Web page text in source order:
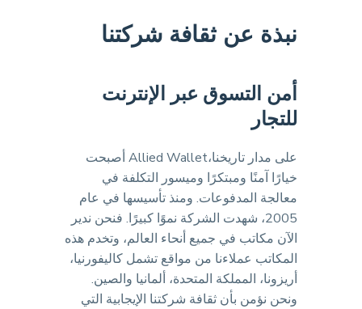
نبذة عن ثقافة شركتنا
أمن التسوق عبر الإنترنت
للتجار
على مدار تاريخنا،Allied Wallet أصبحت
خيارًا آمنًا ومبتكرًا وميسور التكلفة في
معالجة المدفوعات. ومنذ تأسيسها في عام
2005، شهدت الشركة نموًا كبيرًا. فنحن ندير
الآن مكاتب في جميع أنحاء العالم، وتخدم هذه
المكاتب عملاءنا من مواقع تشمل كاليفورنيا،
أريزونا، المملكة المتحدة، ألمانيا والصين.
ونحن نؤمن بأن ثقافة شركتنا الإيجابية التي